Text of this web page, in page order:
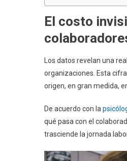
El costo
Los datos revelan una
organizaciones. Esta
origen, en gran medida,
De acuerdo con la
qué pasa con el
trasciende la jornada